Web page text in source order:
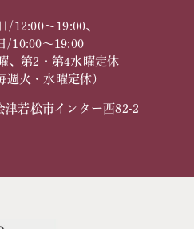
/12:00～19:00、
/10:00～19:00
、第2・第4水曜定休
週火・水曜定休）
津若松市インター西82-2